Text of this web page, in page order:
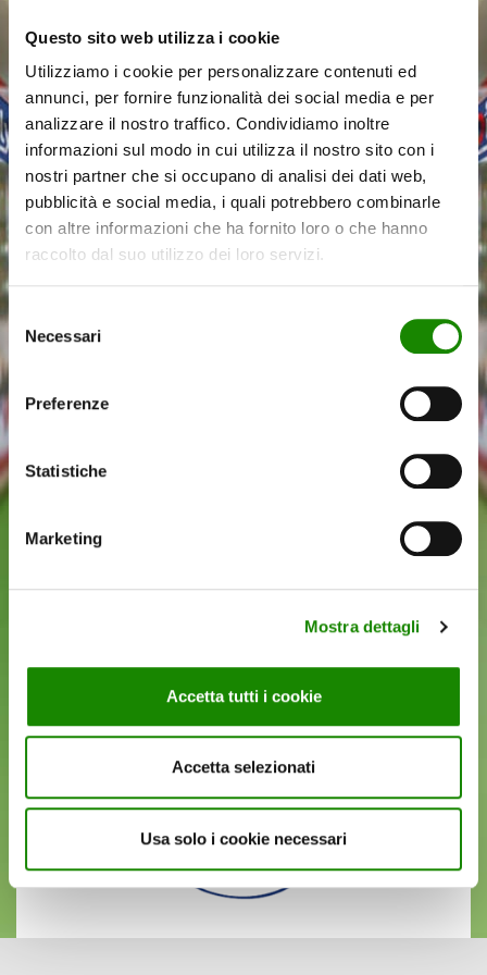
Questo sito web utilizza i cookie
Utilizziamo i cookie per personalizzare contenuti ed
annunci, per fornire funzionalità dei social media e per
analizzare il nostro traffico. Condividiamo inoltre
informazioni sul modo in cui utilizza il nostro sito con i
nostri partner che si occupano di analisi dei dati web,
pubblicità e social media, i quali potrebbero combinarle
con altre informazioni che ha fornito loro o che hanno
raccolto dal suo utilizzo dei loro servizi.
Selezione
del
consenso
Necessari
Preferenze
Statistiche
Marketing
Mostra dettagli
Accetta tutti i cookie
Accetta selezionati
Usa solo i cookie necessari
Valle d’Aosta
Piemonte
Veneto
Basilicata
Campania
Sardegna